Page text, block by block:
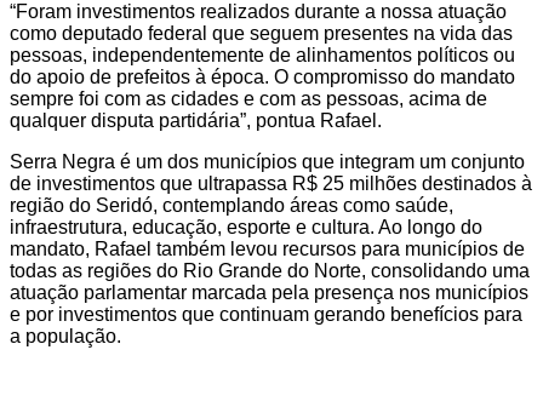
“Foram investimentos realizados durante a nossa atuação
como deputado federal que seguem presentes na vida das
pessoas, independentemente de alinhamentos políticos ou
do apoio de prefeitos à época. O compromisso do mandato
sempre foi com as cidades e com as pessoas, acima de
qualquer disputa partidária”, pontua Rafael.
Serra Negra é um dos municípios que integram um conjunto
de investimentos que ultrapassa R$ 25 milhões destinados à
região do Seridó, contemplando áreas como saúde,
infraestrutura, educação, esporte e cultura. Ao longo do
mandato, Rafael também levou recursos para municípios de
todas as regiões do Rio Grande do Norte, consolidando uma
atuação parlamentar marcada pela presença nos municípios
e por investimentos que continuam gerando benefícios para
a população.